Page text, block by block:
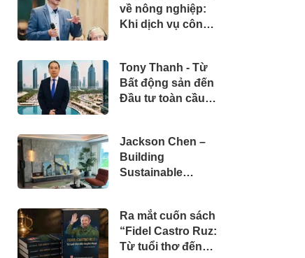
về nông nghiệp:
Khi dịch vụ công
Tony Thanh - Từ
Bất động sản đến
Đầu tư toàn cầu:
giá trị của một
doanh nhân Việt
tại Úc
Jackson Chen –
Building
Sustainable
Construction
Materials and
Innovative
Ra mắt cuốn sách
“Fidel Castro Ruz:
Từ tuổi thơ đến